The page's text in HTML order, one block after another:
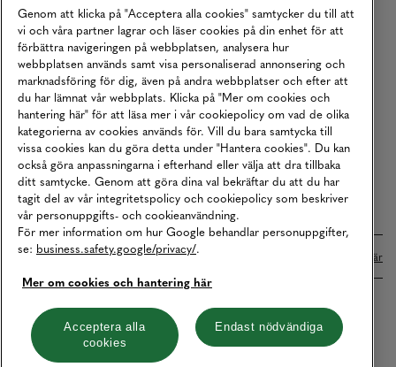
Köpvillkor
Karriär
Vårt Ansvar
Våra Tjänster
Press
Studentrabatt
B2B
Tillgänglighetsredogörelse
Betalningar online sköts i samarbete med Klarna. Läs mer här
Cookies Integritetspolicy
Hantera cookies
Genom att klicka på "Acceptera alla cookies" samtycker du till att
vi och våra partner lagrar och läser cookies på din enhet för att
förbättra navigeringen på webbplatsen, analysera hur
webbplatsen används samt visa personaliserad annonsering och
marknadsföring för dig, även på andra webbplatser och efter att
du har lämnat vår webbplats. Klicka på "Mer om cookies och
hantering här" för att läsa mer i vår cookiepolicy om vad de olika
kategorierna av cookies används för. Vill du bara samtycka till
vissa cookies kan du göra detta under "Hantera cookies". Du kan
också göra anpassningarna i efterhand eller välja att dra tillbaka
ditt samtycke. Genom att göra dina val bekräftar du att du har
tagit del av vår integritetspolicy och cookiepolicy som beskriver
vår personuppgifts- och cookieanvändning.
För mer information om hur Google behandlar personuppgifter,
se: business.safety.google/privacy/.
Mer om cookies och hantering här
Acceptera alla
cookies
Endast nödvändiga